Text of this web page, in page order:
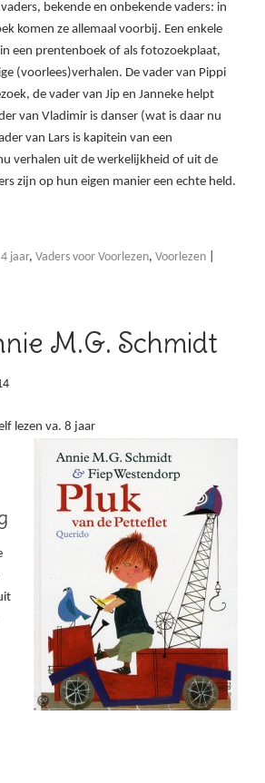
bekende en onbekende vaders: in
komen ze allemaal voorbij. Een enkele
een prentenboek of als fotozoekplaat,
(voorlees)verhalen. De vader van Pippi
de vader van Jip en Janneke helpt
van Vladimir is danser (wat is daar nu
van Lars is kapitein van een
verhalen uit de werkelijkheid of uit de
zijn op hun eigen manier een echte held.
jaar, Vaders voor Voorlezen, Voorlezen
M.G. Schmidt
lezen va. 8 jaar